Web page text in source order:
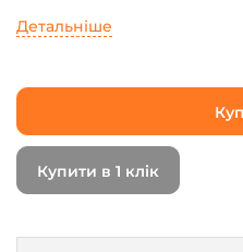
Детальніше
Купити в 1 клік